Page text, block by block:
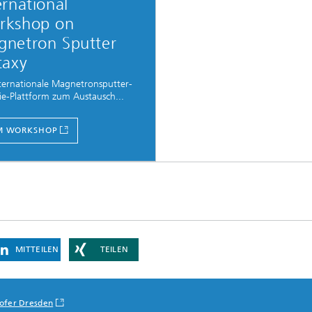
on
Sputter
Magnetronsputter-
Plattform zum Austausch...
WORKSHOP
MITTEILEN TEILEN
Dresden